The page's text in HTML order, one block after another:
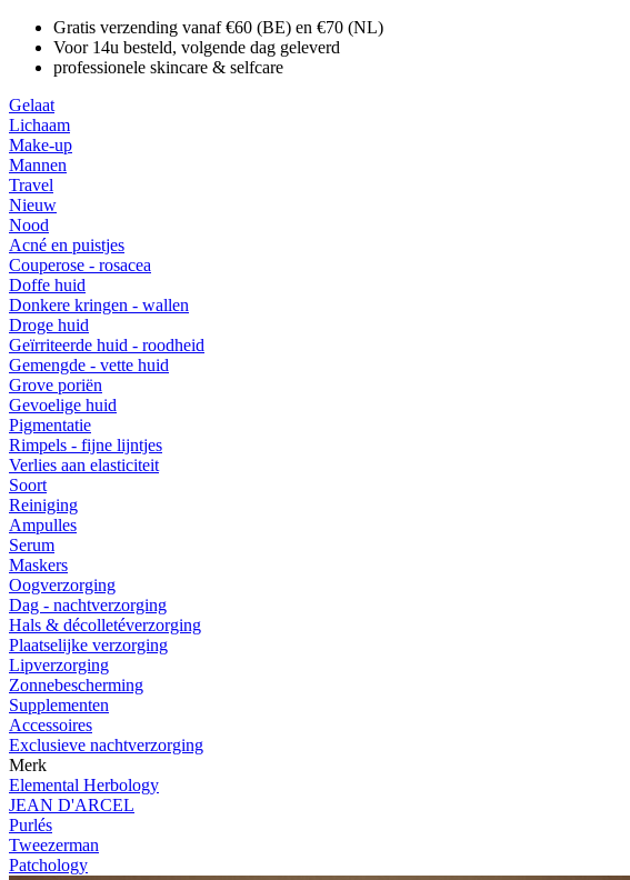
Gratis verzending vanaf €60 (BE) en €70 (NL)
Voor 14u besteld, volgende dag geleverd
professionele skincare & selfcare
Gelaat
Lichaam
Make-up
Mannen
Travel
Nieuw
Nood
Acné en puistjes
Couperose - rosacea
Doffe huid
Donkere kringen - wallen
Droge huid
Geïrriteerde huid - roodheid
Gemengde - vette huid
Grove poriën
Gevoelige huid
Pigmentatie
Rimpels - fijne lijntjes
Verlies aan elasticiteit
Soort
Reiniging
Ampulles
Serum
Maskers
Oogverzorging
Dag - nachtverzorging
Hals & décolletéverzorging
Plaatselijke verzorging
Lipverzorging
Zonnebescherming
Supplementen
Accessoires
Exclusieve nachtverzorging
Merk
Elemental Herbology
JEAN D'ARCEL
Purlés
Tweezerman
Patchology